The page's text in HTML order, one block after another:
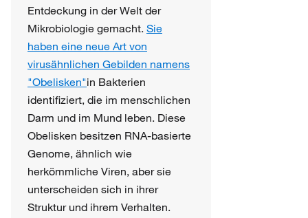
Entdeckung in der Welt der
Mikrobiologie gemacht. Sie
haben eine neue Art von
virusähnlichen Gebilden namens
"Obelisken"in Bakterien
identifiziert, die im menschlichen
Darm und im Mund leben. Diese
Obelisken besitzen RNA-basierte
Genome, ähnlich wie
herkömmliche Viren, aber sie
unterscheiden sich in ihrer
Struktur und ihrem Verhalten.